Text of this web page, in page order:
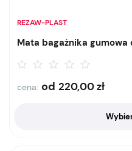
REZAW-PLAST
Mata bagażnika gumowa
cena: od 220,00zł